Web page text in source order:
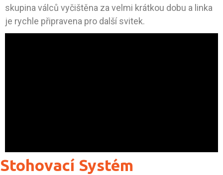
skupina válců vyčištěna za velmi krátkou dobu a linka
je rychle připravena pro další svitek.
Stohovací Systém